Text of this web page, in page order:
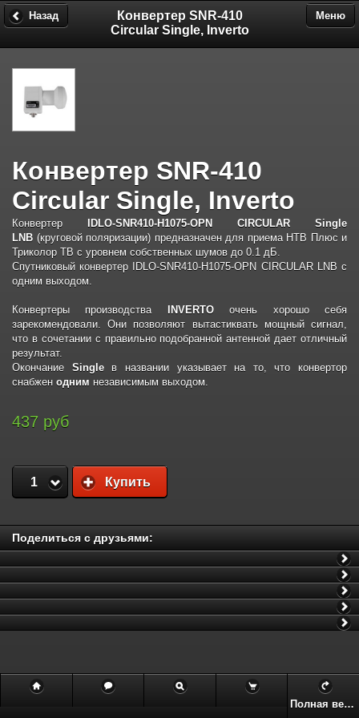
Конвертер SNR-410
Circular Single, Inverto
Назад Меню
Конвертер SNR-410
Circular Single, Inverto
Конвертер
IDLO-SNR410-H1075-OPN CIRCULAR Single
LNB (круговой поляризации) предназначен для приема НТВ Плюс и
Триколор ТВ с уровнем собственных шумов до 0.1 дБ.
Спутниковый конвертер IDLO-SNR410-H1075-OPN CIRCULAR LNB с
одним выходом.
Конвертеры производства INVERTOочень хорошо себя
зарекомендовали. Они позволяют вытастиквать мощный сигнал,
что в сочетании с правильно подобранной антенной дает отличный
результат.
Окончание Singleв названии указывает на то, что конвертор
снабжен одним независимым выходом.
437 руб
1 Купить
Поделиться с друзьями:
Полная версия сайта